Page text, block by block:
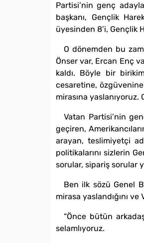
Partisi’nin genç
başkanı, Gençlik
üyesinden 8’i, Gençlik
O dönemden bu
Önser var, Ercan Enç
kaldı. Böyle bir
cesaretine, özgüvenine
mirasına
Vatan Partisi’nin
geçiren,
arayan, teslimiyetçi
politikalarını sizlerin
sorular, sipariş sorular
Ben ilk sözü Genel
mirasa yaslandığını
“Önce bütün
selamlıyoruz.